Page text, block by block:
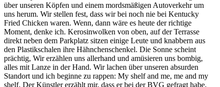
über unseren Köpfen und einem mordsmäßigen Autoverkehr um
uns herum. Wir stellen fest, dass wir bei noch nie bei Kentucky
Fried Chicken waren. Wenn, dann wäre es heute der richtige
Moment, denke ich. Kerosinwolken von oben, auf der Terrasse
direkt neben dem Parkplatz sitzen einige Leute und knabbern aus
den Plastikschalen ihre Hähnchenschenkel. Die Sonne scheint
prächtig, Wir erzählen uns allerhand und amüsieren uns bombig,
alles mit Lanze in der Hand. Wir lachen über unseren absurden
Standort und ich beginne zu rappen: My shelf and me, me and my
shelf. Der Künstler erzählt mir, dass er bei der BVG gefragt habe,